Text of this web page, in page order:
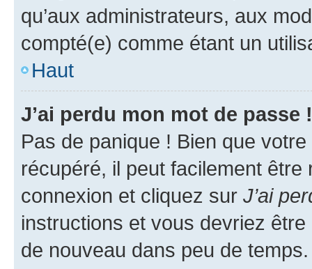
qu’aux administrateurs, aux
compté(e) comme étant un
Haut
J’ai perdu mon mot de passe !
Pas de panique ! Bien que
récupéré, il peut facilement
connexion et cliquez sur J’ai
instructions et vous devriez
de nouveau dans peu de temps.